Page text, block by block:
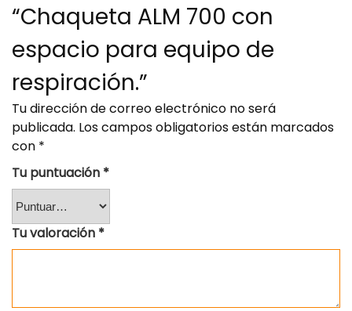
“Chaqueta ALM 700 con
espacio para equipo de
respiración.”
Tu dirección de correo electrónico no será
publicada. Los campos obligatorios están marcados
con *
Tu puntuación *
Tu valoración *